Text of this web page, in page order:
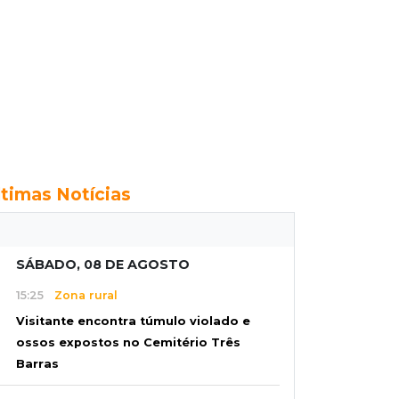
Notícias
SÁBADO, 08 DE AGOSTO
15:25 Zona rural
Visitante encontra túmulo violado e
ossos expostos no Cemitério Três
Barras